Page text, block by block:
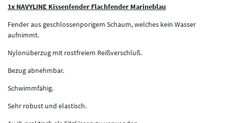
1x NAVYLINE Kissenfender Flachfender Marineblau
Fender aus geschlossenporigem Schaum, welches kein Wasser
aufnimmt.
Nylonüberzug mit rostfreiem Reißverschluß.
Bezug abnehmbar.
Schwimmfähig.
Sehr robust und elastisch.